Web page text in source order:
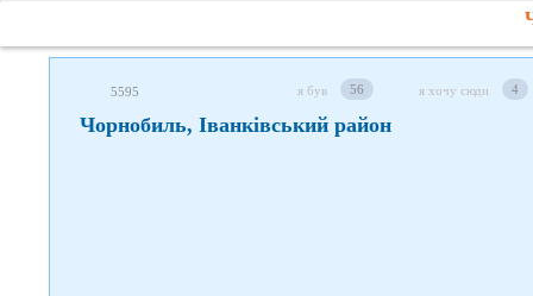
5595 я був 56 я хочу сюди 4
Чорнобиль, Іванківський район